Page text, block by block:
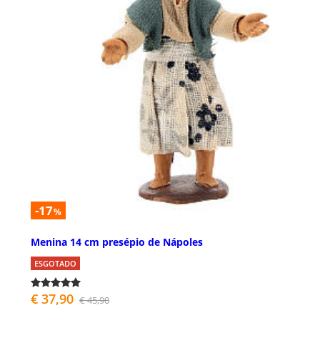
-17%
Menina 14 cm presépio de Nápoles
ESGOTADO
€ 37,90 € 45,90